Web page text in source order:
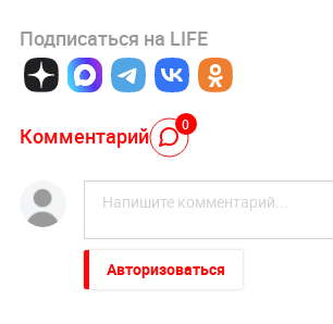
Подписаться на LIFE
Комментарий 0
Авторизоваться